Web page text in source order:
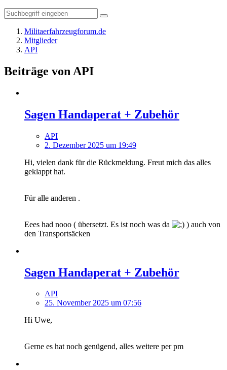
Militaerfahrzeugforum.de
Mitglieder
API
Beiträge von API
Sagen Handaperat + Zubehör
API
2. Dezember 2025 um 19:49
Hi, vielen dank für die Rückmeldung. Freut mich das alles
geklappt hat.
Für alle anderen .
Eees had nooo ( übersetzt. Es ist noch was da
) auch von
den Transportsäcken
Sagen Handaperat + Zubehör
API
25. November 2025 um 07:56
Hi Uwe,
Gerne es hat noch genügend, alles weitere per pm